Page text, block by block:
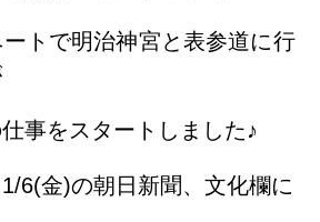
トで明治神宮と表参道に行
事をスタートしました♪
6(金)の朝日新聞、文化欄に